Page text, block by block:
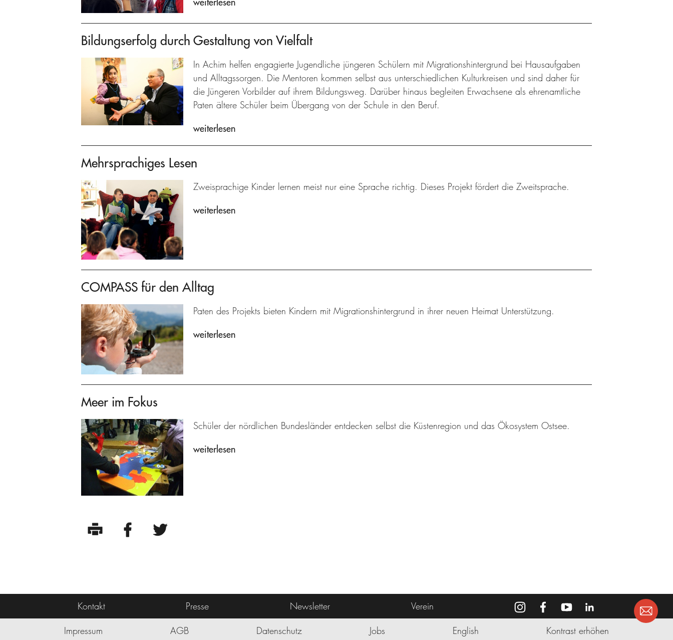
Bildungserfolg durch Gestaltung von Vielfalt
In Achim helfen engagierte Jugendliche jüngeren Schülern mit Migrationshintergrund bei Hausaufgaben
und Alltagssorgen. Die Mentoren kommen selbst aus unterschiedlichen Kulturkreisen und sind daher für
die Jüngeren Vorbilder auf ihrem Bildungsweg. Darüber hinaus begleiten Erwachsene als ehrenamtliche
Paten ältere Schüler beim Übergang von der Schule in den Beruf.
weiterlesen
Mehrsprachiges Lesen
Zweisprachige Kinder lernen meist nur eine Sprache richtig. Dieses Projekt fördert die Zweitsprache.
weiterlesen
COMPASS für den Alltag
Paten des Projekts bieten Kindern mit Migrationshintergrund in ihrer neuen Heimat Unterstützung.
weiterlesen
Meer im Fokus
Schüler der nördlichen Bundesländer entdecken selbst die Küstenregion und das Ökosystem Ostsee.
weiterlesen
Kontakt Presse Newsletter Verein
Impressum AGB Datenschutz Jobs English Kontrast erhöhen